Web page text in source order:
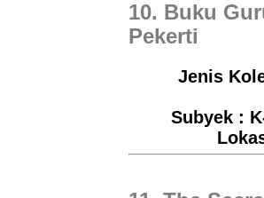
10. Buku
Pekerti
Jenis
Subyek :